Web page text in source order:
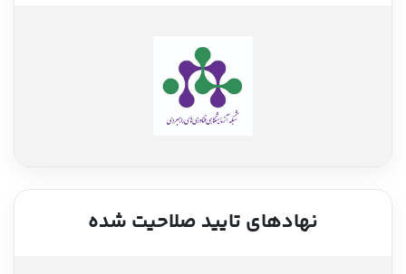
نهادهای تایید صلاحیت شده